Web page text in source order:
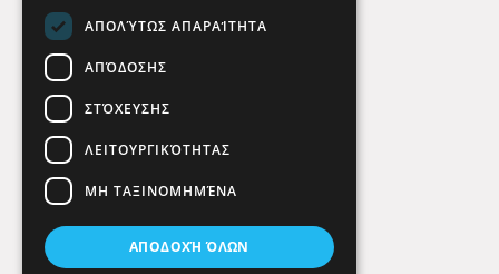
Social Media
ΑΠΟΛΎΤΩΣ ΑΠΑΡΑΊΤΗΤΑ
ΑΠΌΔΟΣΗΣ
ΣΤΌΧΕΥΣΗΣ
ΛΕΙΤΟΥΡΓΙΚΌΤΗΤΑΣ
ΜΗ ΤΑΞΙΝΟΜΗΜΈΝΑ
ΑΠΟΔΟΧΉ ΌΛΩΝ